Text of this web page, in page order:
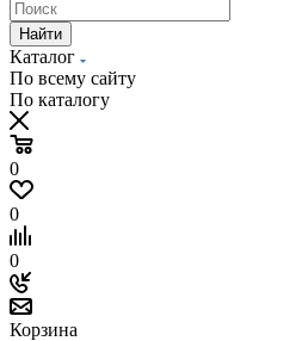
Найти
Каталог
По всему сайту
По каталогу
0
0
0
Корзина